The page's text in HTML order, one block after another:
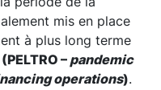
mis en place
à plus long terme
(PELTRO – pandemic
operations).